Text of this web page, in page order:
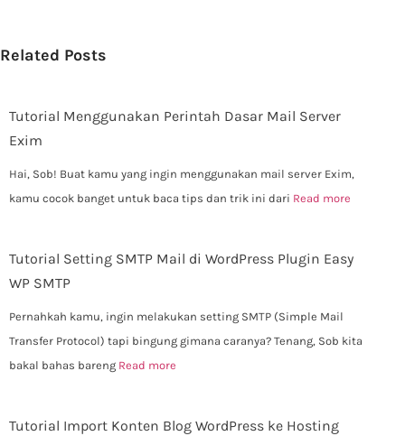
Related Posts
Tutorial Menggunakan Perintah Dasar Mail Server
Exim
Hai, Sob! Buat kamu yang ingin menggunakan mail server Exim,
kamu cocok banget untuk baca tips dan trik ini dari Read more
Tutorial Setting SMTP Mail di WordPress Plugin Easy
WP SMTP
Pernahkah kamu, ingin melakukan setting SMTP (Simple Mail
Transfer Protocol) tapi bingung gimana caranya? Tenang, Sob kita
bakal bahas bareng Read more
Tutorial Import Konten Blog WordPress ke Hosting